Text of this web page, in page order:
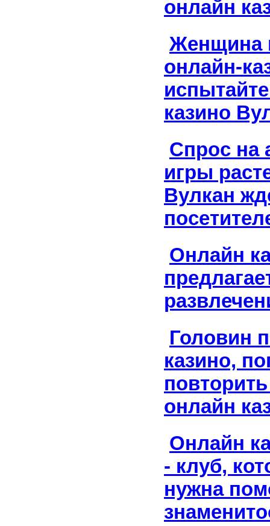
онлайн
Женщина
онлайн-
казино
Спрос на
игры
Вулкан
Онлайн
Головин
казино,
онлайн
Онлайн
- клуб,
нужна